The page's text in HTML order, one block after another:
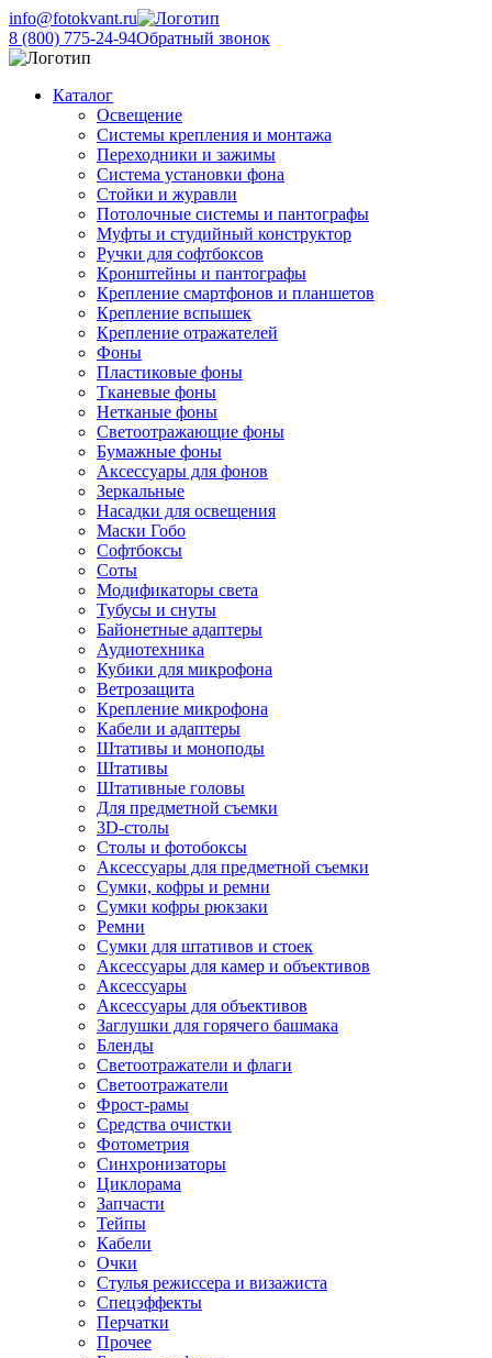
info@fotokvant.ru
8 (800) 775-24-94Обратный звонок
Каталог
Освещение
Системы крепления и монтажа
Переходники и зажимы
Система установки фона
Стойки и журавли
Потолочные системы и пантографы
Муфты и студийный конструктор
Ручки для софтбоксов
Кронштейны и пантографы
Крепление смартфонов и планшетов
Крепление вспышек
Крепление отражателей
Фоны
Пластиковые фоны
Тканевые фоны
Нетканые фоны
Светоотражающие фоны
Бумажные фоны
Аксессуары для фонов
Зеркальные
Насадки для освещения
Маски Гобо
Софтбоксы
Соты
Модификаторы света
Тубусы и снуты
Байонетные адаптеры
Аудиотехника
Кубики для микрофона
Ветрозащита
Крепление микрофона
Кабели и адаптеры
Штативы и моноподы
Штативы
Штативные головы
Для предметной съемки
3D-столы
Столы и фотобоксы
Аксессуары для предметной съемки
Сумки, кофры и ремни
Сумки кофры рюкзаки
Ремни
Сумки для штативов и стоек
Аксессуары для камер и объективов
Аксессуары
Аксессуары для объективов
Заглушки для горячего башмака
Бленды
Светоотражатели и флаги
Светоотражатели
Фрост-рамы
Средства очистки
Фотометрия
Синхронизаторы
Циклорама
Запчасти
Тейпы
Кабели
Очки
Стулья режиссера и визажиста
Спецэффекты
Перчатки
Прочее